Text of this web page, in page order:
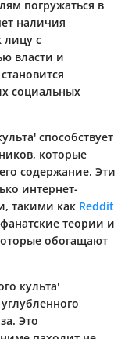
погружаться в
наличия
лицу с
власти и
социальных
способствует
которые
содержание. Эти
интернет-
такими как Reddit
теории и
обогащают
культа'
Это